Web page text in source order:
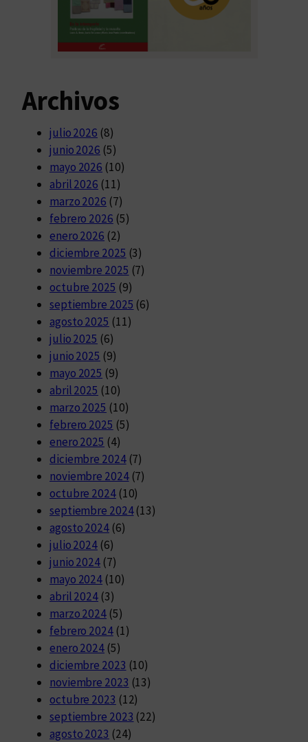
Archivos
julio 2026 (8)
junio 2026 (5)
mayo 2026 (10)
abril 2026 (11)
marzo 2026 (7)
febrero 2026 (5)
enero 2026 (2)
diciembre 2025 (3)
noviembre 2025 (7)
octubre 2025 (9)
septiembre 2025 (6)
agosto 2025 (11)
julio 2025 (6)
junio 2025 (9)
mayo 2025 (9)
abril 2025 (10)
marzo 2025 (10)
febrero 2025 (5)
enero 2025 (4)
diciembre 2024(7)
noviembre 2024(7)
octubre 2024(10)
septiembre 2024(13)
agosto 2024(6)
julio 2024 (6)
junio 2024 (7)
mayo 2024 (10)
abril 2024 (3)
marzo 2024 (5)
febrero 2024(1)
enero 2024 (5)
diciembre 2023 (10)
noviembre 2023 (13)
octubre 2023 (12)
septiembre 2023 (22)
agosto 2023 (24)